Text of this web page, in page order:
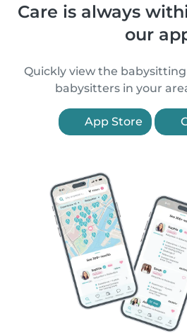
Care is always
our
Quickly view the
babysitters in your
App Store